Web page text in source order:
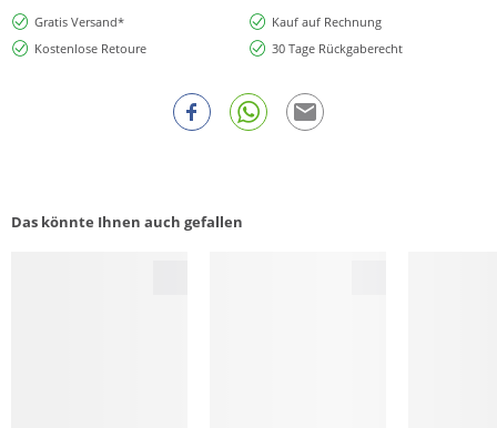
Gratis Versand*
Kauf auf Rechnung
Kostenlose Retoure
30 Tage Rückgaberecht
Das könnte Ihnen auch gefallen